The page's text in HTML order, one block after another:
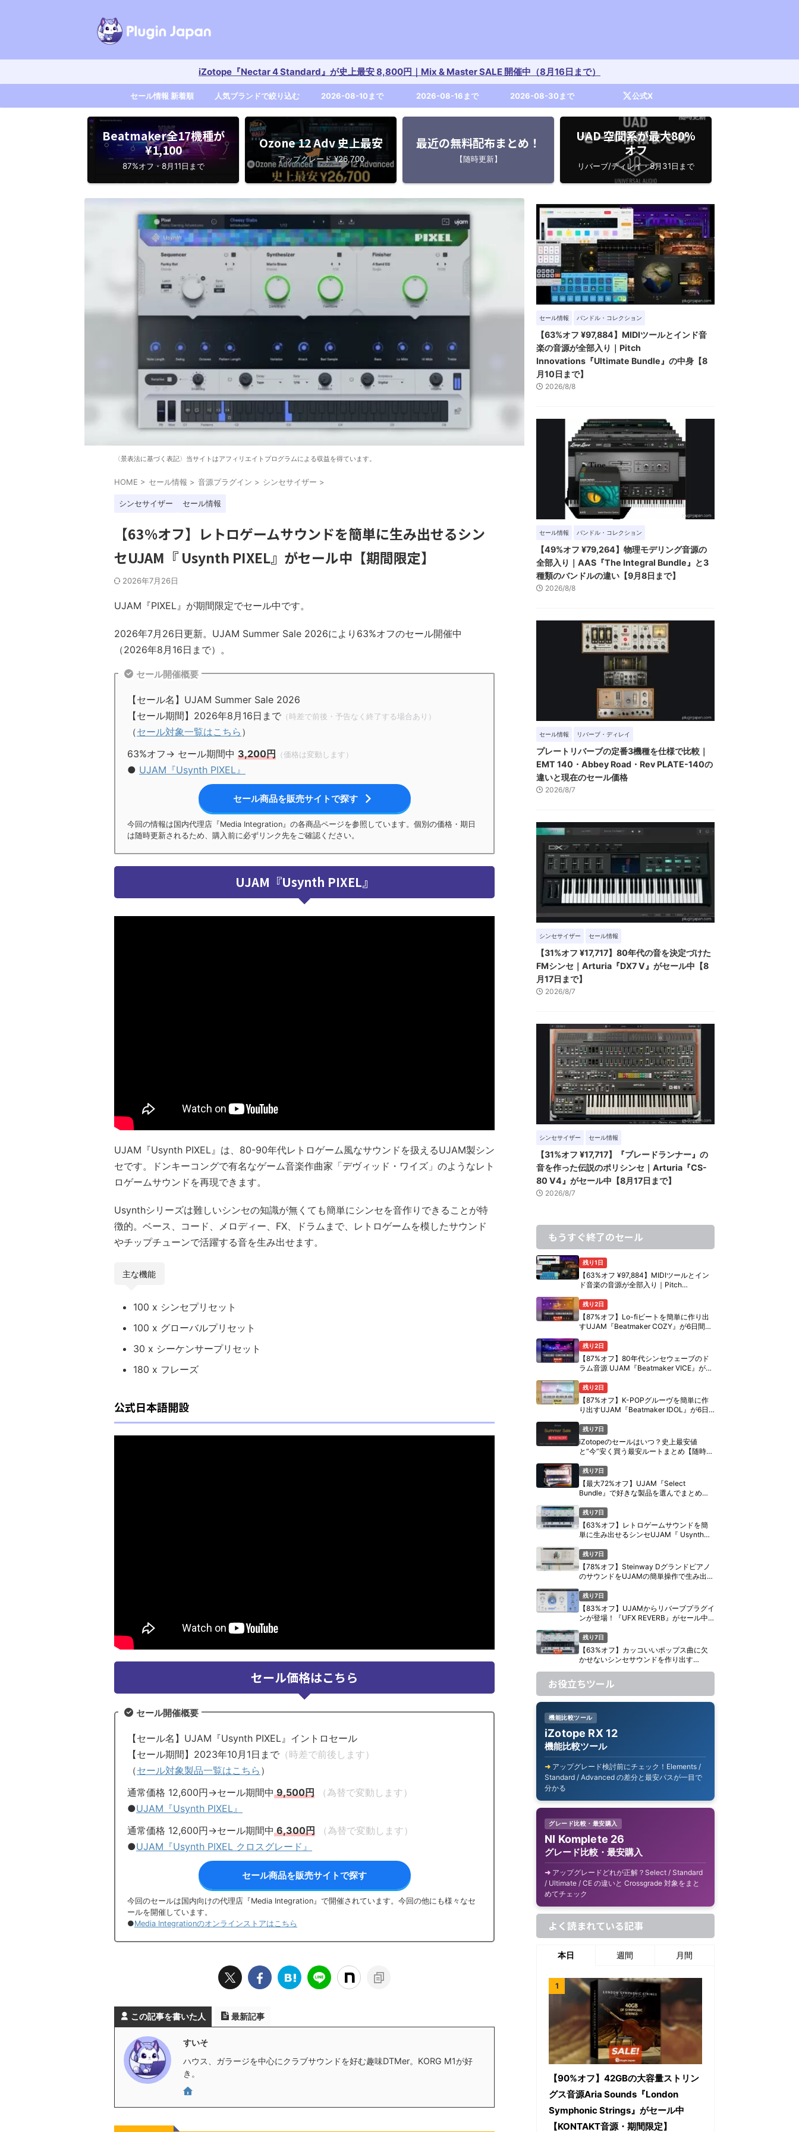
iZotope『Nectar 4 Standard』が史上最安 8,800円｜Mix & Master SALE 開催中（8月16日まで）
セール情報 新着順 人気ブランドで絞り込む 2026-08-10まで 2026-08-16まで 2026-08-30まで 公式X
Beatmaker全17機種が
¥1,100
87%オフ・8月11日まで
Ozone 12 Adv 史上最安
アップグレード ¥26,700
最近の無料配布まとめ！
【随時更新】
UAD 空間系が最大80%
オフ
リバーブ/ディレイ・8月31日まで
〈景表法に基づく表記〉当サイトはアフィリエイトプログラムによる収益を得ています。
HOME > セール情報 > 音源プラグイン > シンセサイザー >
シンセサイザー セール情報
【63%オフ】レトロゲームサウンドを簡単に生み出せるシン
セUJAM『 Usynth PIXEL』がセール中【期間限定】
2026年7月26日
UJAM『PIXEL』が期間限定でセール中です。
2026年7月26日更新。UJAM Summer Sale 2026により63%オフのセール開催中
（2026年8月16日まで）。
セール開催概要
【セール名】UJAM Summer Sale 2026
【セール期間】2026年8月16日まで （時差で前後・予告なく終了する場合あり）
（セール対象一覧はこちら ）
63%オフ→ セール期間中 3,200円 （価格は変動します）
● UJAM『Usynth PIXEL』
セール商品を販売サイトで探す
今回の情報は国内代理店『Media Integration』の各商品ページを参照しています。個別の価格・期日
は随時更新されるため、購入前に必ずリンク先をご確認ください。
UJAM『Usynth PIXEL』
UJAM『Usynth PIXEL』は、80-90年代レトロゲーム風なサウンドを扱えるUJAM製シン
セです。ドンキーコングで有名なゲーム音楽作曲家「デヴィッド・ワイズ」のようなレト
ロゲームサウンドを再現できます。
Usynthシリーズは難しいシンセの知識が無くても簡単にシンセを音作りできることが特
徴的。ベース、コード、メロディー、FX、ドラムまで、レトロゲームを模したサウンド
やチップチューンで活躍する音を生み出せます。
主な機能
100 x シンセプリセット
100 x グローバルプリセット
30 x シーケンサープリセット
180 x フレーズ
公式日本語開設
セール価格はこちら
セール開催概要
【セール名】UJAM『Usynth PIXEL』イントロセール
【セール期間】2023年10月1日まで （時差で前後します）
（セール対象製品一覧はこちら ）
通常価格 12,600円→セール期間中9,500円
（為替で変動します）
●UJAM『Usynth PIXEL』
通常価格 12,600円→セール期間中6,300円
（為替で変動します）
●UJAM『Usynth PIXEL クロスグレード』
セール商品を販売サイトで探す
今回のセールは国内向けの代理店『Media Integration』で開催されています。今回の他にも様々なセ
ールを開催しています。
●Media Integrationのオンラインストアはこちら
この記事を書いた人 最新記事
すいそ
ハウス、ガラージを中心にクラブサウンドを好む趣味DTMer。KORG M1が好
き。
セール情報 バンドル・コレクション
【63%オフ ¥97,884】MIDIツールとインド音
楽の音源が全部入り｜Pitch
Innovations『Ultimate Bundle』の中身【8
月10日まで】
2026/8/8
セール情報 バンドル・コレクション
【49%オフ ¥79,264】物理モデリング音源の
全部入り｜AAS『The Integral Bundle』と3
種類のバンドルの違い【9月8日まで】
2026/8/8
セール情報 リバーブ・ディレイ
プレートリバーブの定番3機種を仕様で比較｜
EMT 140・Abbey Road・Rev PLATE-140の
違いと現在のセール価格
2026/8/7
シンセサイザー セール情報
【31%オフ ¥17,717】80年代の音を決定づけた
FMシンセ｜Arturia『DX7 V』がセール中【8
月17日まで】
2026/8/7
シンセサイザー セール情報
【31%オフ ¥17,717】『ブレードランナー』の
音を作った伝説のポリシンセ｜Arturia『CS-
80 V4』がセール中【8月17日まで】
2026/8/7
もうすぐ終了のセール
残り1日
【63%オフ ¥97,884】MIDIツールとイン
ド音楽の音源が全部入り｜Pitch
【8月10日まで】
残り2日
【87%オフ】Lo-fiビートを簡単に作り出
すUJAM『Beatmaker COZY』が6日間限
残り2日
【87%オフ】80年代シンセウェーブのド
ラム音源 UJAM『Beatmaker VICE』が6
残り2日
【87%オフ】K-POPグルーヴを簡単に作
り出すUJAM『Beatmaker IDOL』が6日
残り7日
iZotopeのセールはいつ？史上最安値
と“今”安く買う最安ルートまとめ【随時更
残り7日
【最大72%オフ】UJAM『Select
Bundle』で好きな製品を選んでまとめ買
残り7日
【63%オフ】レトロゲームサウンドを簡
単に生み出せるシンセUJAM『 Usynth
残り7日
【78%オフ】Steinway Dグランドピアノ
のサウンドをUJAMの簡単操作で生み出す
【期間限定】
残り7日
【83%オフ】UJAMからリバーブプラグイ
ンが登場！『UFX REVERB』がセール中
残り7日
【63%オフ】カッコいいポップス曲に欠
かせないシンセサウンドを作り出す
間限定】
お役立ちツール
機能比較ツール
iZotope RX 12
機能比較ツール
アップグレード検討前にチェック！Elements /
Standard / Advanced の差分と最安パスが一目で
分かる
グレード比較・最安購入
NI Komplete 26
グレード比較・最安購入
アップグレードどれが正解？Select / Standard
/ Ultimate / CE の違いと Crossgrade 対象をまと
めてチェック
よく読まれている記事
本日 週間 月間
【90%オフ】42GBの大容量ストリン
グス音源Aria Sounds『London
Symphonic Strings』がセール中
【KONTAKT音源・期間限定】